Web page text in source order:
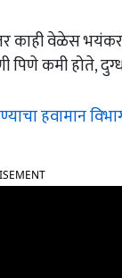
काही वेळेस
कमी होते,
हवामान